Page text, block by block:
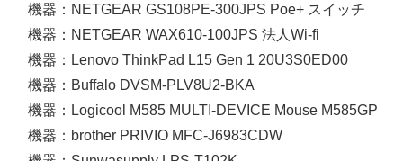
機器：NETGEAR GS108PE-300JPS Poe+ スイッチ
機器：NETGEAR WAX610-100JPS 法人Wi-fi
機器：Lenovo ThinkPad L15 Gen 1 20U3S0ED00
機器：Buffalo DVSM-PLV8U2-BKA
機器：Logicool M585 MULTI-DEVICE Mouse M585GP
機器：brother PRIVIO MFC-J6983CDW